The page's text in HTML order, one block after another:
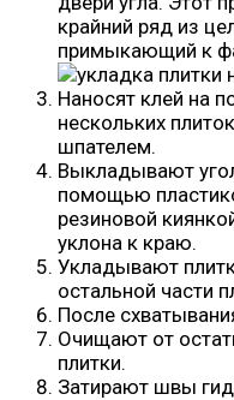
крайний ряд из
примыкающий к
Наносят клей на
нескольких
шпателем.
Выкладывают
помощью
резиновой
уклона к краю.
Укладывают
остальной части
После
Очищают от
плитки.
Затирают швы